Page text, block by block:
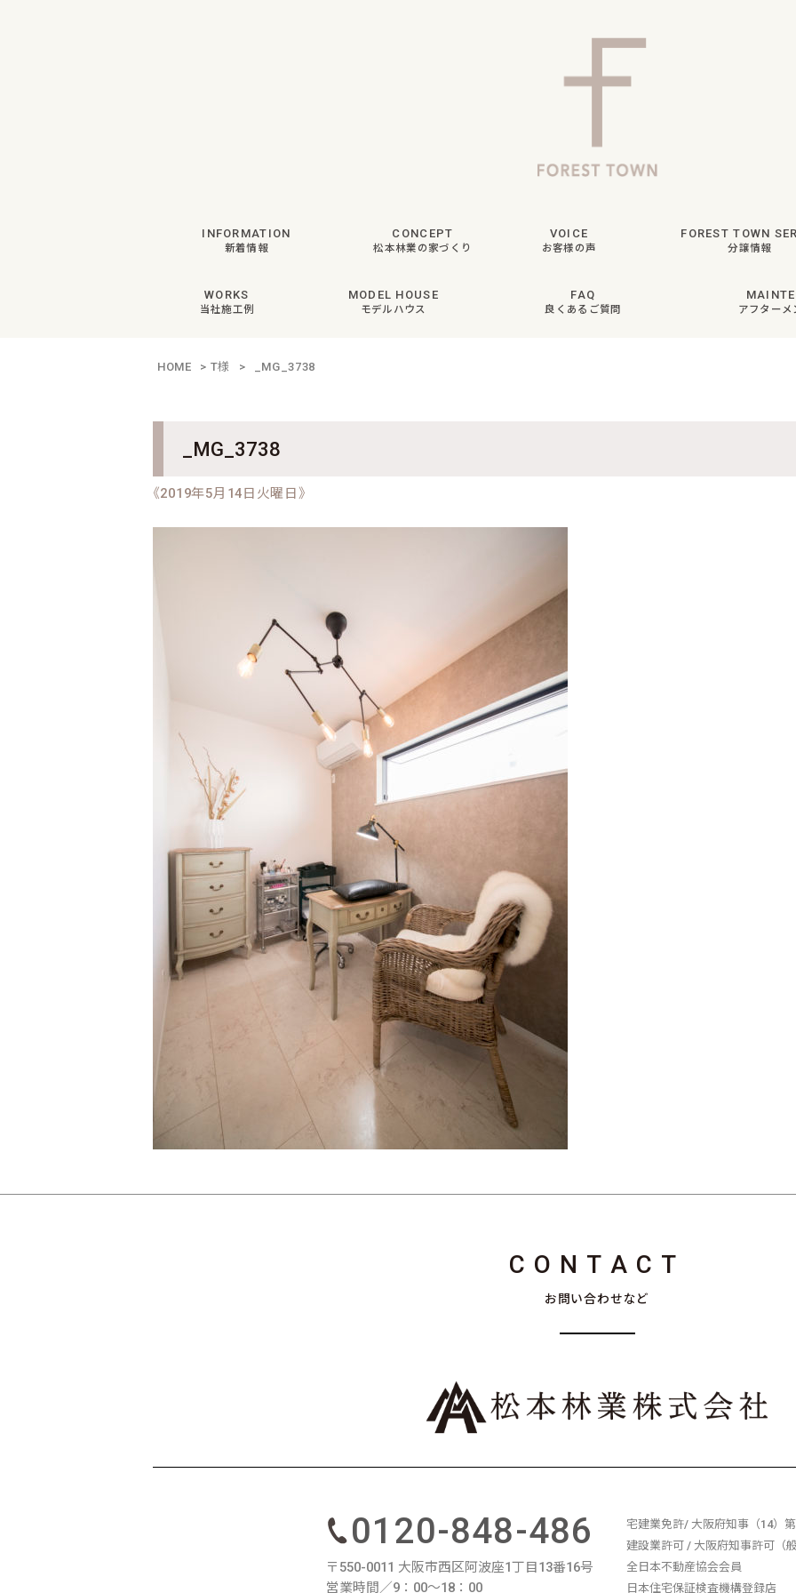
INFORMATION
新着情報
CONCEPT
松本林業の家づくり
VOICE
お客様の声
FOREST TOWN
分譲情報
WORKS
当社施工例
MODEL HOUSE
モデルハウス
FAQ
良くあるご質問 アフター
HOME > T様 > _MG_3738
_MG_3738
《2019年5月14日火曜日》
CONTACT
お問い合わせなど
0120-848-486
〒550-0011 大阪市西区阿波座1丁目13番16号
営業時間／9：00〜18：00
宅建業免許/ 大阪府知事（14）
建設業許可 / 大阪府知事許可（
全日本不動産協会会員
日本住宅保証検査機構登録店